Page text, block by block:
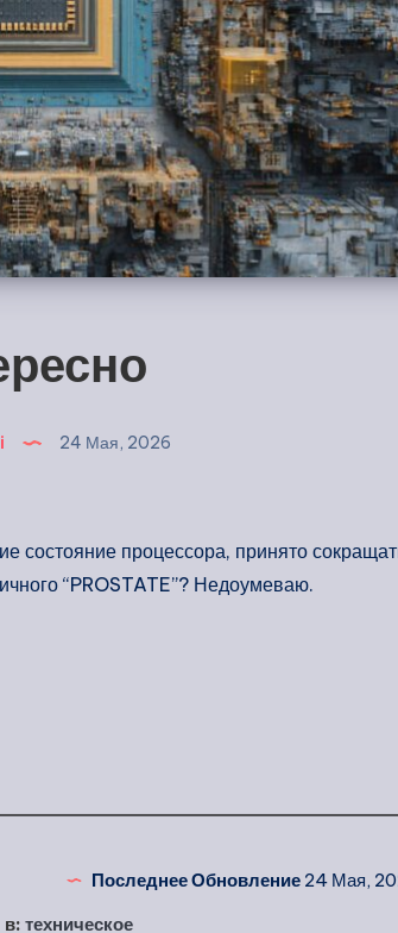
24 Мая, 2026
состояние процессора, принято
“PROSTATE”? Недоумеваю.
Последнее Обновление24 Мая,
в: техническое